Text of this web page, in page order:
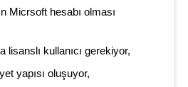
Micrsoft hesabı olması
lisanslı kullanıcı gerekiyor,
yapısı oluşuyor,